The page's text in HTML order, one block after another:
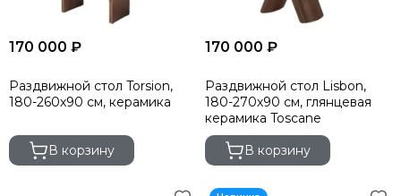
170 000 ₽
Раздвижной стол Torsion,
180-260х90 см, керамика
В корзину
170 000 ₽
Раздвижной стол Lisbon,
180-270х90 см, глянцевая
керамика Toscane
В корзину